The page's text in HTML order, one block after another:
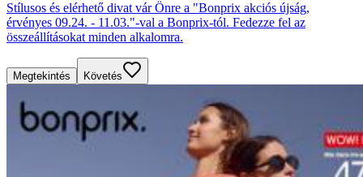
Stílusos és elérhető divat vár Önre a "Bonprix akciós újság,
érvényes 09.24. - 11.03."-val a Bonprix-tól. Fedezze fel az
összeállításokat minden alkalomra.
Megtekintés Követés